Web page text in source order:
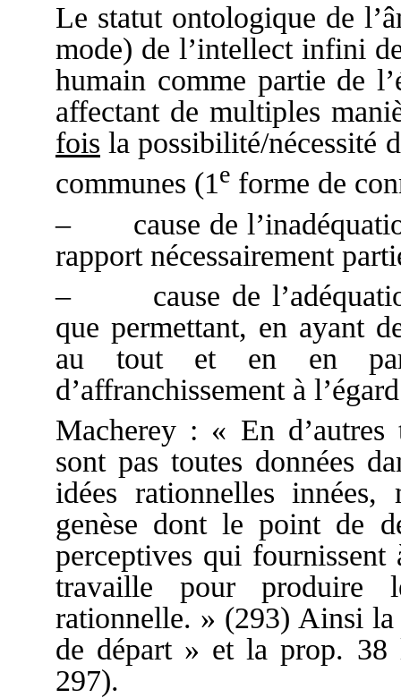
Le statut ontologique de
mode) de l’intellect infini
humain comme partie de
affectant de multiples
fois la possibilité/nécessité
communes (1eforme de
– cause de
rapport nécessairement
– cause de
que permettant, en ayant
au tout et en en
d’affranchissement à
Macherey : « En d’autres
sont pas toutes données
idées rationnelles
genèse dont le point de
perceptives qui
travaille pour produire
rationnelle. » (293) Ainsi
de départ » et la prop. 38
297).